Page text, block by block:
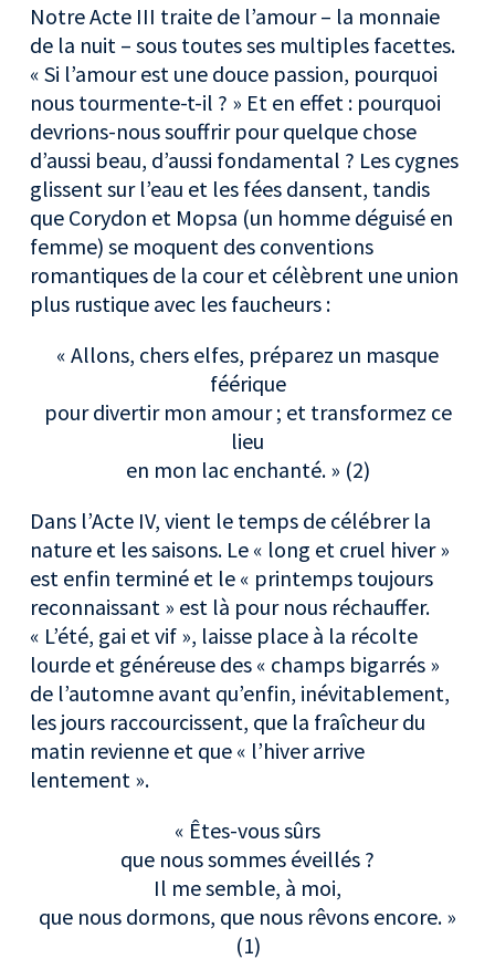
Notre Acte III traite de l’amour – la monnaie
de la nuit – sous toutes ses multiples facettes.
« Si l’amour est une douce passion, pourquoi
nous tourmente-t-il ? » Et en effet : pourquoi
devrions-nous souffrir pour quelque chose
d’aussi beau, d’aussi fondamental ? Les cygnes
glissent sur l’eau et les fées dansent, tandis
que Corydon et Mopsa (un homme déguisé en
femme) se moquent des conventions
romantiques de la cour et célèbrent une union
plus rustique avec les faucheurs :
« Allons, chers elfes, préparez un masque
féérique
pour divertir mon amour ; et transformez ce
lieu
en mon lac enchanté. » (2)
Dans l’Acte IV, vient le temps de célébrer la
nature et les saisons. Le « long et cruel hiver »
est enfin terminé et le « printemps toujours
reconnaissant » est là pour nous réchauffer.
« L’été, gai et vif », laisse place à la récolte
lourde et généreuse des « champs bigarrés »
de l’automne avant qu’enfin, inévitablement,
les jours raccourcissent, que la fraîcheur du
matin revienne et que « l’hiver arrive
lentement ».
« Êtes-vous sûrs
que nous sommes éveillés ?
Il me semble, à moi,
que nous dormons, que nous rêvons encore. »
(1)